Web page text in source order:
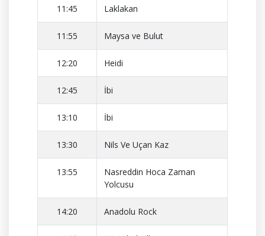
11:45 Laklakan
11:55 Maysa ve Bulut
12:20 Heidi
12:45 İbi
13:10 İbi
13:30 Nils Ve Uçan Kaz
13:55
Nasreddin Hoca Zaman
Yolcusu
14:20 Anadolu Rock